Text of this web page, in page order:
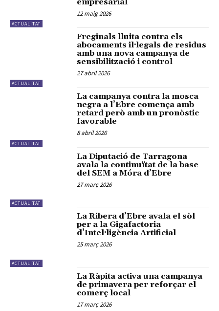
ACTUALITAT
12 maig 2026
ACTUALITAT
Freginals lluita contra els
abocaments il·legals de residus
amb una nova campanya de
sensibilització i control
27 abril 2026
ACTUALITAT
La campanya contra la mosca
negra a l’Ebre comença amb
retard però amb un pronòstic
favorable
8 abril 2026
ACTUALITAT
La Diputació de Tarragona
avala la continuïtat de la base
del SEM a Móra d’Ebre
27 març 2026
ACTUALITAT
La Ribera d’Ebre avala el sòl
per a la Gigafactoria
d’Intel·ligència Artificial
25 març 2026
La Ràpita activa una campanya
de primavera per reforçar el
comerç local
17 març 2026